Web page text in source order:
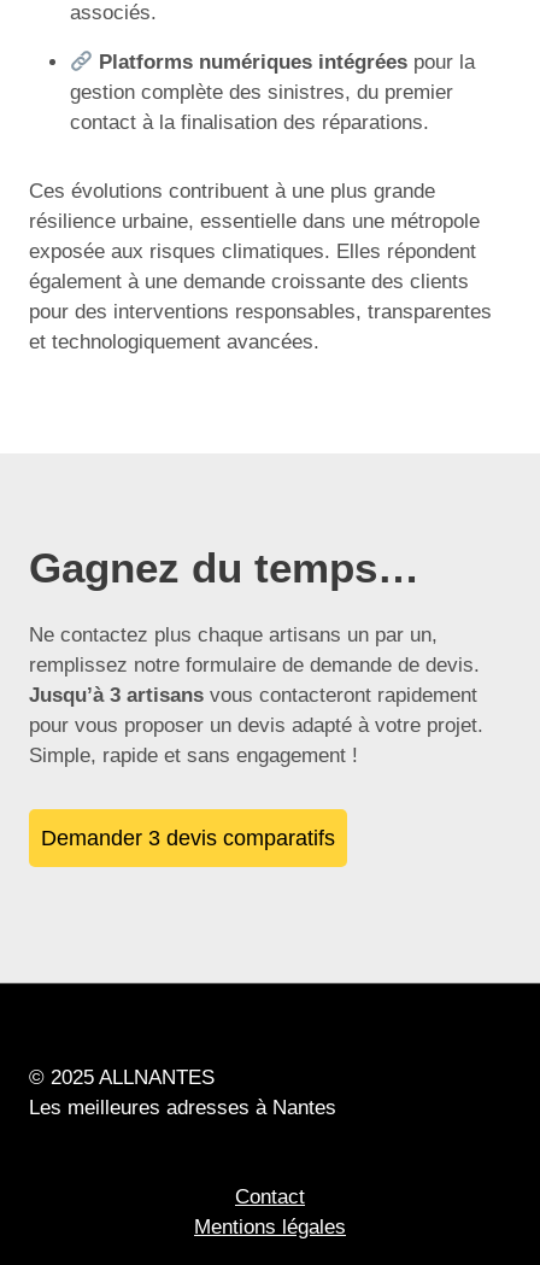
associés.
Platforms numériques intégrées pour la
gestion complète des sinistres, du premier
contact à la finalisation des réparations.
Ces évolutions contribuent à une plus grande
résilience urbaine, essentielle dans une métropole
exposée aux risques climatiques. Elles répondent
également à une demande croissante des clients
pour des interventions responsables, transparentes
et technologiquement avancées.
Gagnez du temps…
Ne contactez plus chaque artisans un par un,
remplissez notre formulaire de demande de devis.
Jusqu’à 3 artisans vous contacteront rapidement
pour vous proposer un devis adapté à votre projet.
Simple, rapide et sans engagement !
Demander 3 devis comparatifs
© 2025 ALLNANTES
Les meilleures adresses à Nantes
Contact
Mentions légales